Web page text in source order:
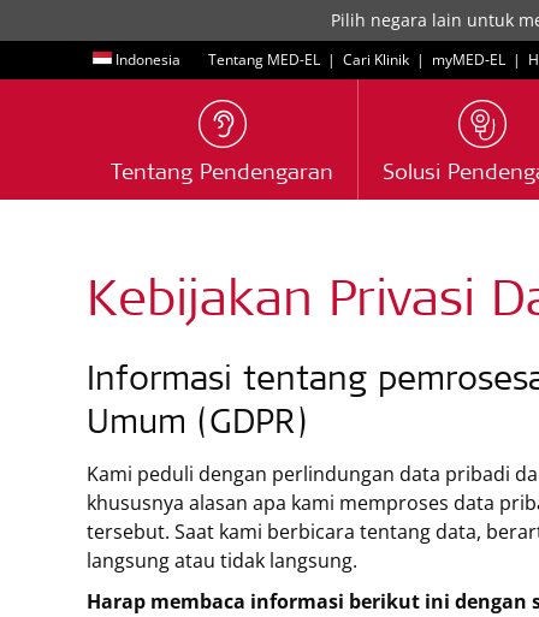
Pilih negara lain untuk
Indonesia Tentang MED-EL | Cari Klinik | myMED‑EL |
Tentang Pendengaran Solusi
Kebijakan Privasi
Informasi tentang
Umum (GDPR)
Kami peduli dengan perlindungan data pribadi
khususnya alasan apa kami memproses data
tersebut. Saat kami berbicara tentang data,
langsung atau tidak langsung.
Harap membaca informasi berikut ini dengan